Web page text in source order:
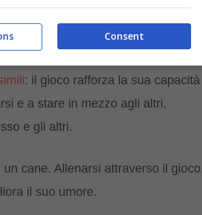
prima.
: il gioco rafforza la sua capacità
e a stare in mezzo agli altri,
e gli altri.
cane. Allenarsi attraverso il
il suo umore.
Consent